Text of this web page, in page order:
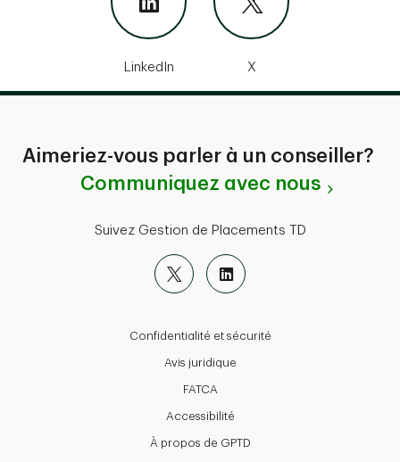
LinkedIn X
Aimeriez-vous parler à un conseiller?
Communiquez avec nous
Suivez Gestion de Placements TD
Confidentialité et sécurité
Avis juridique
FATCA
Accessibilité
À propos de GPTD